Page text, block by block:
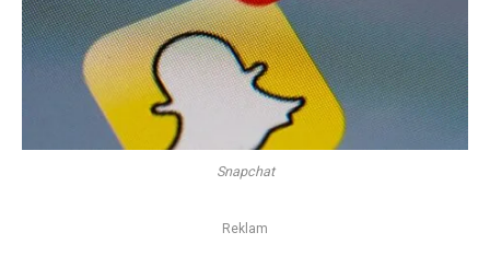
Snapchat
Reklam